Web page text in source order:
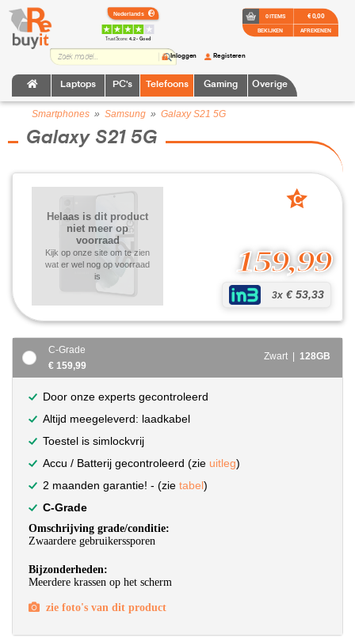
TrustScore:4.2 • Goed
Laptops PC's Telefoons Gaming Overige
Inloggen Registeren
0 ITEMS
BEKIJKEN
€ 0,00
AFREKENEN
Smartphones » Samsung » Galaxy S21 5G
Galaxy S21 5G
159,99
3x € 53,33
Helaas is dit product
niet meer op
voorraad
Kijk op onze site om te zien
wat er wel nog op voorraad
is
C
C-Grade
€ 159,99
Zwart | 128GB
Door onze experts gecontroleerd
Altijd meegeleverd: laadkabel
Toestel is simlockvrij
Accu / Batterij gecontroleerd (zie uitleg)
2 maanden garantie! - (zie tabel)
C-Grade
Omschrijving grade/conditie:
Zwaardere gebruikerssporen
Bijzonderheden:
Meerdere krassen op het scherm
zie foto's van dit product